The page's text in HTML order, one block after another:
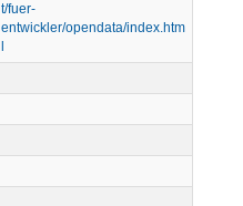
t/fuer-
entwickler/opendata/index.htm